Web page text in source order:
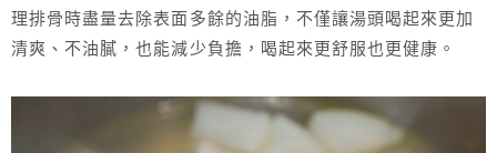
理排骨時盡量去除表面多餘的油脂，不僅讓湯頭喝起來更加
清爽、不油膩，也能減少負擔，喝起來更舒服也更健康。